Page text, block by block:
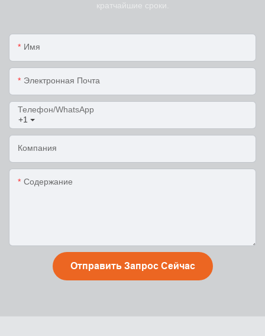
кратчайшие сроки.
Имя
Электронная Почта
+1
Телефон/WhatsApp
Компания
Содержание
Отправить Запрос Сейчас